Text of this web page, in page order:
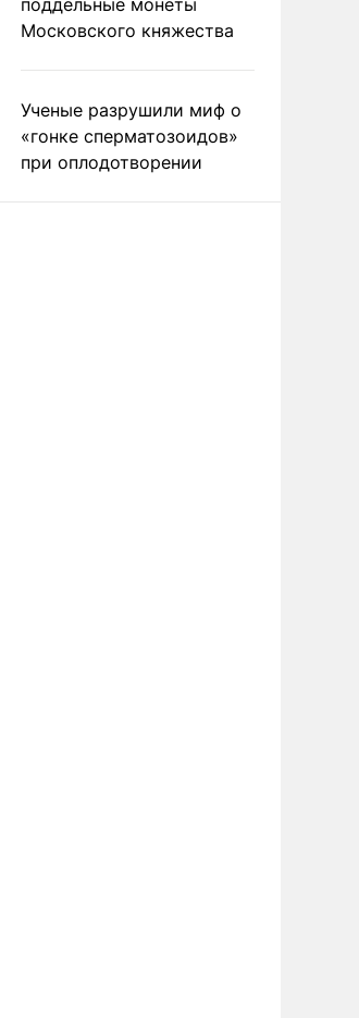
поддельные монеты
Московского княжества
Ученые разрушили миф о
«гонке сперматозоидов»
при оплодотворении